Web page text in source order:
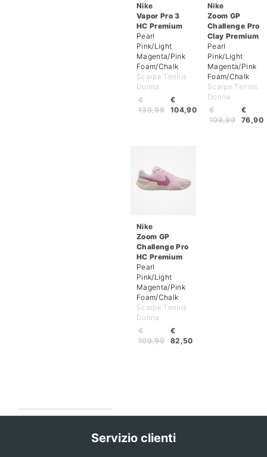
Nike
Vapor Pro 3
HC Premium
Pearl
Pink/Light
Magenta/Pink
Foam/Chalk
Scarpe Tennis
Donna
€
104,90
€
139,99
Nike
Zoom GP
Challenge Pro
Clay Premium
Pearl
Pink/Light
Magenta/Pink
Foam/Chalk
Scarpe Tennis
Donna
€
76,90
€
109,99
Nike
Zoom GP
Challenge Pro
HC Premium
Pearl
Pink/Light
Magenta/Pink
Foam/Chalk
Scarpe Tennis
Donna
€
82,50
€
109,99
Servizio clienti